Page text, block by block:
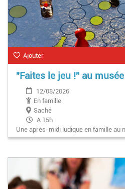
Ajouter
"Faites le jeu !" au
12/08/2026
En famille
Saché
A 15h
Une après-midi ludique en famille au